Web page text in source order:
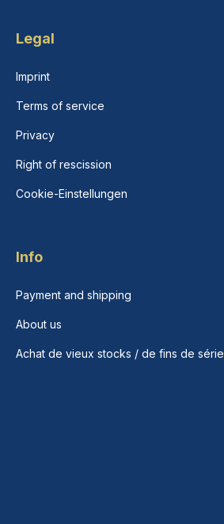
Legal
Imprint
Terms of service
Privacy
Right of rescission
Cookie-Einstellungen
Info
Payment and shipping
About us
Achat de vieux stocks / de fins de série